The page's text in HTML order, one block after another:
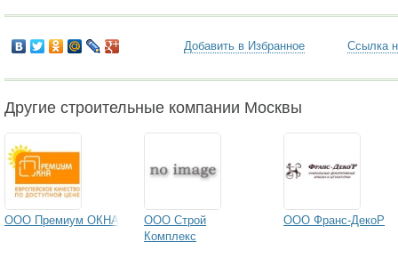
Добавить в Избранное Ссылка
Другие строительные компании Москвы
ООО Премиум ОКНА
ООО Строй
Комплекс
ООО Франс-ДекоР